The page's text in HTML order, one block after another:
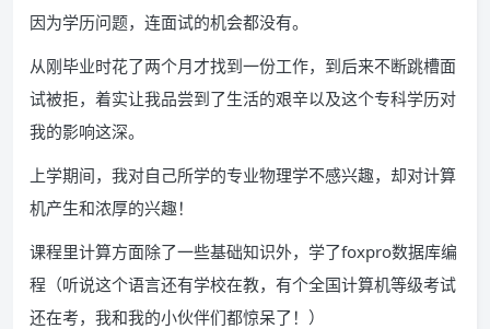
因为学历问题，连面试的机会都没有。
从刚毕业时花了两个月才找到一份工作，到后来不断跳槽面
试被拒，着实让我品尝到了生活的艰辛以及这个专科学历对
我的影响这深。
上学期间，我对自己所学的专业物理学不感兴趣，却对计算
机产生和浓厚的兴趣！
课程里计算方面除了一些基础知识外，学了foxpro数据库编
程（听说这个语言还有学校在教，有个全国计算机等级考试
还在考，我和我的小伙伴们都惊呆了！）